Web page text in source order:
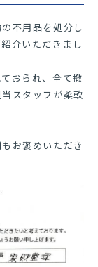
さい
不用品を処分し
介いただきまし
おられ、全て撤
スタッフが柔軟
お褒めいただき